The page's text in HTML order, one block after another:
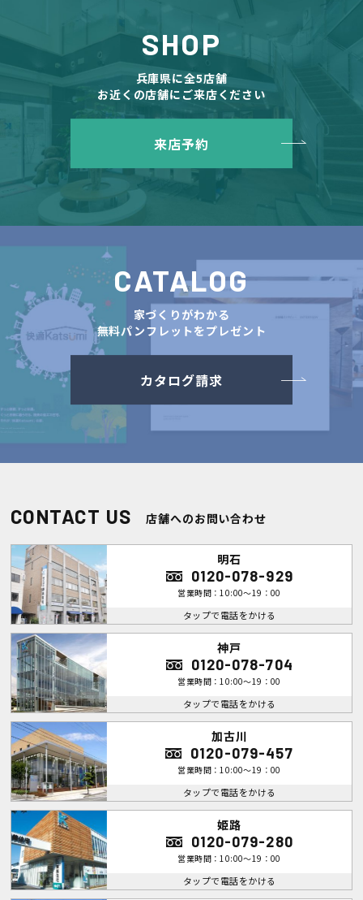
SHOP
兵庫県に全5店舗
お近くの店舗にご来店ください
来店予約
CATALOG
家づくりがわかる
無料パンフレットをプレゼント
カタログ請求
CONTACT US 店舗へのお問い合わせ
明石
0120-078-929
営業時間：10:00～19：00
タップで電話をかける
神戸
0120-078-704
営業時間：10:00～19：00
タップで電話をかける
加古川
0120-079-457
営業時間：10:00～19：00
タップで電話をかける
姫路
0120-079-280
営業時間：10:00～19：00
タップで電話をかける